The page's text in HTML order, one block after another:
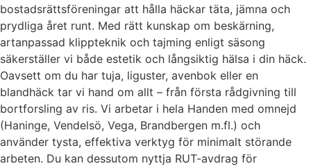
bostadsrättsföreningar att hålla häckar täta, jämna och
prydliga året runt. Med rätt kunskap om beskärning,
artanpassad klippteknik och tajming enligt säsong
säkerställer vi både estetik och långsiktig hälsa i din häck.
Oavsett om du har tuja, liguster, avenbok eller en
blandhäck tar vi hand om allt – från första rådgivning till
bortforsling av ris. Vi arbetar i hela Handen med omnejd
(Haninge, Vendelsö, Vega, Brandbergen m.fl.) och
använder tysta, effektiva verktyg för minimalt störande
arbeten. Du kan dessutom nyttja RUT-avdrag för